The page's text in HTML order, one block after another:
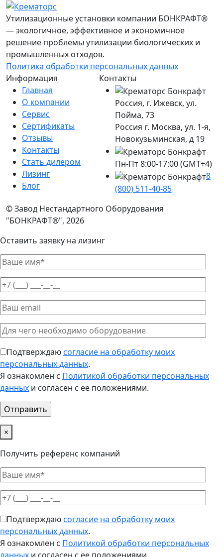
Утилизационные установки компании БОНКРАФТ®
— экологичное, эффективное и экономичное
решение проблемы утилизации биологических и
промышленных отходов.
Политика обработки персональных данных
Информация
Главная
О компании
Сервис
Сертификаты
Отзывы
Контакты
Стать дилером
Лизинг
Блог
Контакты
Россия, г. Ижевск, ул.
Пойма, 73
Россия г. Москва, ул. 1-я,
Новокузьминская, д 19
Пн-Пт 8:00-17:00 (GMT+4)
8
(800) 511-40-85
© Завод Нестандартного Оборудования
"БОНКРАФТ®", 2026
Оставить заявку на лизинг
Подтверждаюсогласие на обработку моих
персональных данных.
Я ознакомлен с Политикой обработки персональных
данных и согласен с ее положениями.
×
Получить референс компаний
Подтверждаюсогласие на обработку моих
персональных данных.
Я ознакомлен с Политикой обработки персональных
данных и согласен с ее положениями.